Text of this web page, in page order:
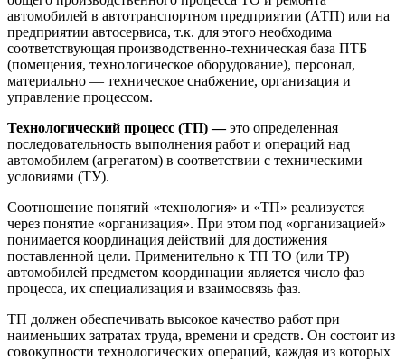
автомобилей в автотранспортном предприятии (АТП) или на
предприятии автосервиса, т.к. для этого необходима
соответствующая производственно-техническая база ПТБ
(помещения, технологическое оборудование), персонал,
материально — техническое снабжение, организация и
управление процессом.
Технологический процесс (ТП) —это определенная
последовательность выполнения работ и операций над
автомобилем (агрегатом) в соответствии с техническими
условиями (ТУ).
Соотношение понятий «технология» и «ТП» реализуется
через понятие «организация». При этом под «организацией»
понимается координация действий для достижения
поставленной цели. Применительно к ТП ТО (или ТР)
автомобилей предметом координации является число фаз
процесса, их специализация и взаимосвязь фаз.
ТП должен обеспечивать высокое качество работ при
наименьших затратах труда, времени и средств. Он состоит из
совокупности технологических операций, каждая из которых